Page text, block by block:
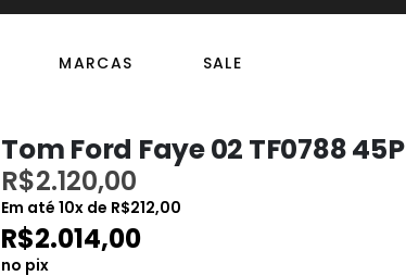
MARCAS SALE
Tom Ford Faye 02 TF0788 45P
R$2.120,00
Em até 10x de R$212,00
R$2.014,00
no pix